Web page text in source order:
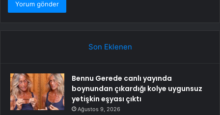
Son Eklenen
Bennu Gerede canlı yayında
boynundan çıkardığı kolye uygunsuz
yetişkin eşyası çıktı
Ağustos 9, 2026